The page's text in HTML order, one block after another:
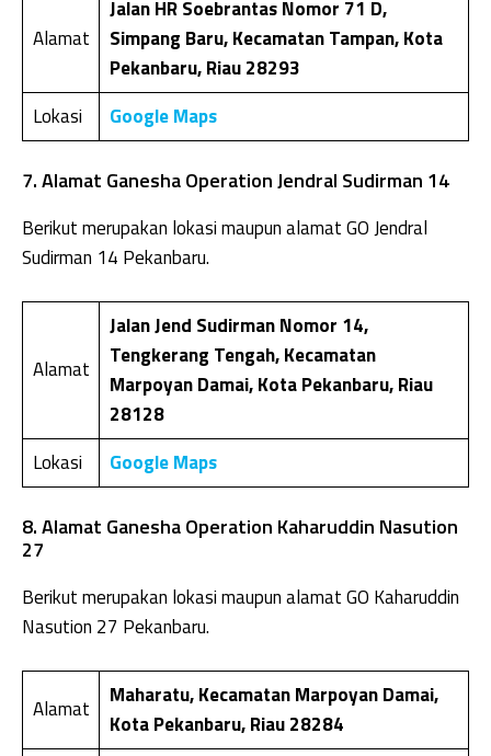
Alamat
Jalan HR Soebrantas Nomor 71 D,
Simpang Baru, Kecamatan Tampan, Kota
Pekanbaru, Riau 28293
Lokasi
Google Maps
7. Alamat Ganesha Operation Jendral Sudirman 14
Berikut merupakan lokasi maupun alamat GO Jendral
Sudirman 14 Pekanbaru.
Alamat
Jalan Jend Sudirman Nomor 14,
Tengkerang Tengah, Kecamatan
Marpoyan Damai, Kota Pekanbaru, Riau
28128
Lokasi
Google Maps
8. Alamat Ganesha Operation Kaharuddin Nasution
27
Berikut merupakan lokasi maupun alamat GO Kaharuddin
Nasution 27 Pekanbaru.
Alamat
Maharatu, Kecamatan Marpoyan Damai,
Kota Pekanbaru, Riau 28284